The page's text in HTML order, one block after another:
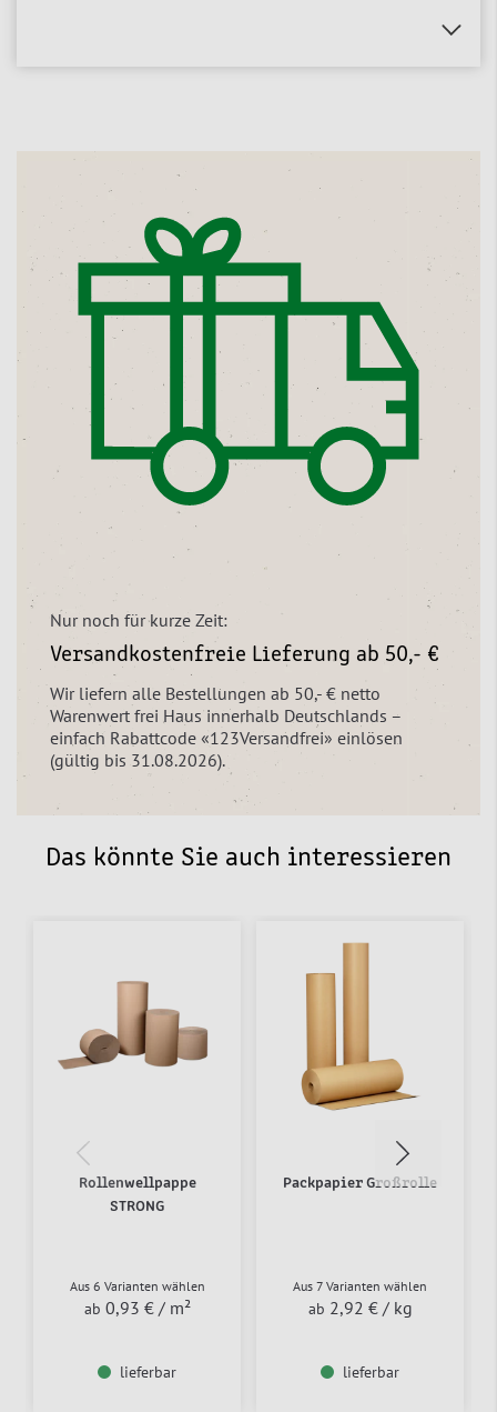
Nur noch für kurze Zeit:
Versandkostenfreie Lieferung ab 50,- €
Wir liefern alle Bestellungen ab 50,- € netto
Warenwert frei Haus innerhalb Deutschlands –
einfach Rabattcode «123Versandfrei» einlösen
(gültig bis 31.08.2026).
Das könnte Sie auch interessieren
Rollenwellpappe
STRONG
Aus 6 Varianten wählen
ab 0,93 € / m²
lieferbar
Packpapier Großrolle
Aus 7 Varianten wählen
ab 2,92 € / kg
lieferbar